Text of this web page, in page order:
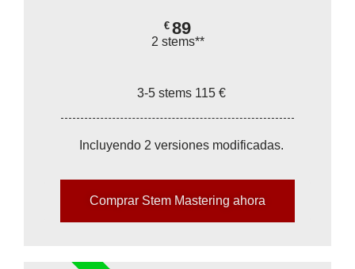
€ 89
2 stems**
3-5 stems 115 €
Incluyendo 2 versiones modificadas.
Comprar Stem Mastering ahora